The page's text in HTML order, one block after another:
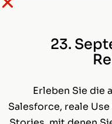
23.
Erleben Sie die
Salesforce, reale